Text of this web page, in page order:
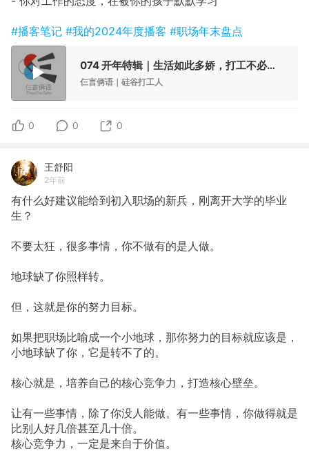
#播客笔记 #我的2024年度播客 #职场年末盘点
074 开年特辑｜生活如此多娇，打工不必上头
仨言俩语｜硅谷打工人
0 0 0
王舒阳
2年前
有什么好建议能给到初入职场的新兵，刚离开大学的毕业
生？
不要太狂，很多事情，你不做有的是人做。
地球缺了你照样转。
但，这就是你的努力目标。
如果把职场比喻成一个小地球，那你努力的目标就应该是，
小地球缺了你，它是转不了的。
核心就是，培养自己的核心竞争力，打造核心壁垒。
让有一些事情，除了你没人能做。有一些事情，你做得就是
比别人好几倍甚至几十倍。
核心竞争力，一定是来自于价值。